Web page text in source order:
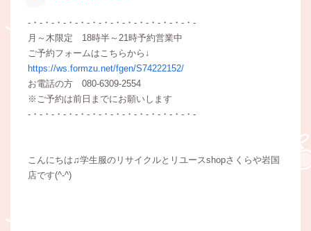
-・-・-・-・-・-・-・-・-・-・-・-・-・-・-
月～木限定 18時半～21時予約営業中
ご予約フォームはこちらから↓
https://ws.formzu.net/fgen/S74222152/
お電話の方 080-6309-2554
※ご予約は前日までにお願いします
-・-・-・-・-・-・-・-・-・-・-・-・-・-・-
こんにちは♫学生服のリサイクルとリユースshopさくらや岩国
店です(^-^)